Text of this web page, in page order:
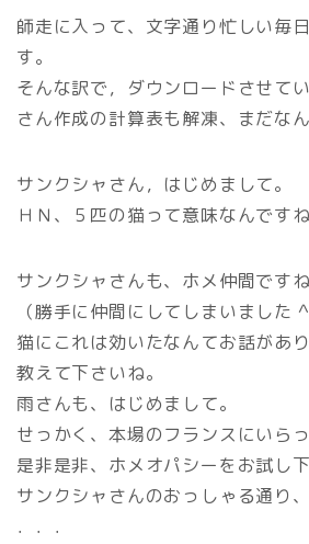
師走に入って、文字通り忙しい毎
す。
そんな訳で，ダウンロードさせて
さん作成の計算表も解凍、まだな
サンクシャさん，はじめまして。
ＨＮ、５匹の猫って意味なんです
サンクシャさんも、ホメ仲間ですね
（勝手に仲間にしてしまいました
猫にこれは効いたなんてお話があ
教えて下さいね。
雨さんも、はじめまして。
せっかく、本場のフランスにいら
是非是非、ホメオパシーをお試し下
サンクシャさんのおっしゃる通り
．．．